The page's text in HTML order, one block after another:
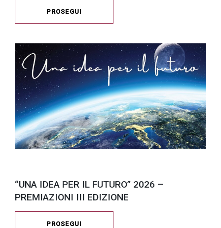
PROSEGUI
“UNA IDEA PER IL FUTURO” 2026 –
PREMIAZIONI III EDIZIONE
PROSEGUI